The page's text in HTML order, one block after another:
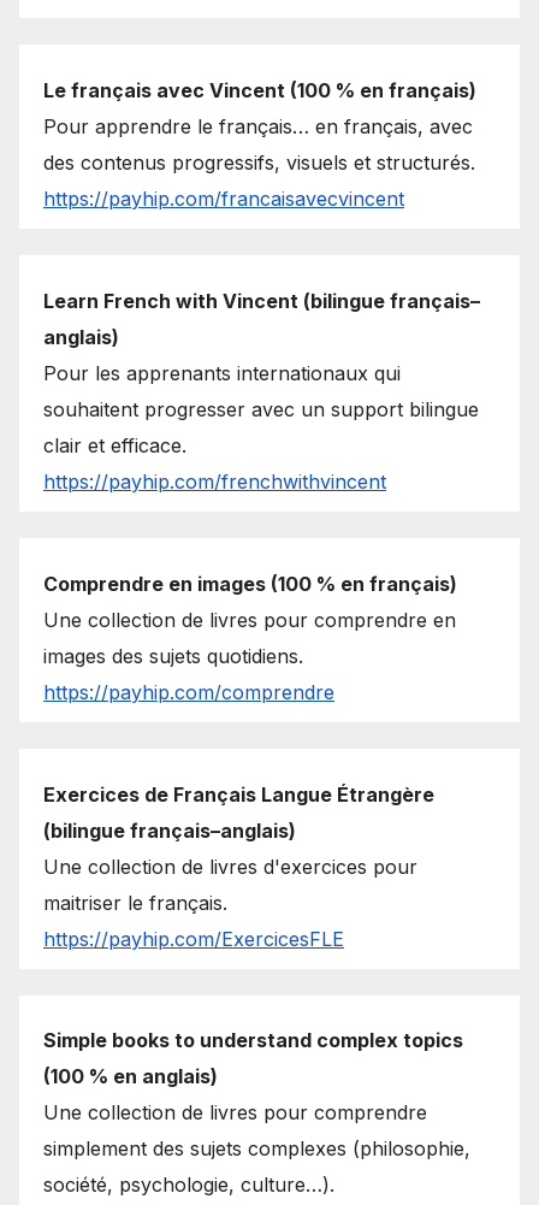
Le français avec Vincent (100 % en français)
Pour apprendre le français… en français, avec
des contenus progressifs, visuels et structurés.
https://payhip.com/francaisavecvincent
Learn French with Vincent (bilingue français–
anglais)
Pour les apprenants internationaux qui
souhaitent progresser avec un support bilingue
clair et efficace.
https://payhip.com/frenchwithvincent
Comprendre en images (100 % en français)
Une collection de livres pour comprendre en
images des sujets quotidiens.
https://payhip.com/comprendre
Exercices de Français Langue Étrangère
(bilingue français–anglais)
Une collection de livres d'exercices pour
maitriser le français.
https://payhip.com/ExercicesFLE
Simple books to understand complex topics
(100 % en anglais)
Une collection de livres pour comprendre
simplement des sujets complexes (philosophie,
société, psychologie, culture…).